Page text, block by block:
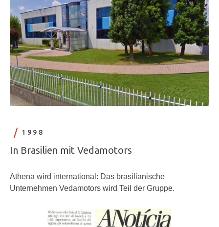
1998
In Brasilien mit Vedamotors
Athena wird international: Das brasilianische
Unternehmen Vedamotors wird Teil der Gruppe.